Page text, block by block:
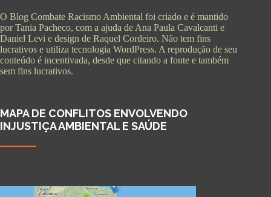
O Blog Combate Racismo Ambiental foi criado e é mantido
por Tania Pacheco, com a ajuda de Ana Paula Cavalcanti e
Daniel Levi e design de Raquel Cordeiro. Não tem fins
lucrativos e utiliza tecnologia WordPress. A reprodução de seu
conteúdo é incentivada, desde que citando a fonte e também
sem fins lucrativos.
MAPA DE CONFLITOS ENVOLVENDO
INJUSTIÇA AMBIENTAL E SAÚDE